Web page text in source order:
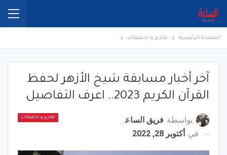
الصفحة الرئيسية تقارير و تحقيقات
آخر أخبار مسابقة شيخ الأزهر لحفظ
القرآن الكريم 2023.. اعرف التفاصيل
تقارير و تحقيقات بواسطة فريق الساعة برس
في أكتوبر 28, 2022